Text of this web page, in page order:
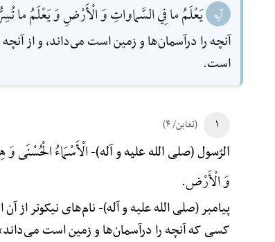
آیه يَعْلَمُ ما فِي السَّماواتِ وَ الْأَرْضِ وَ يَعْلَمُ ما
آنچه را درآسمان‌ها و زمين است مى‌داند، و از
است.
۱ (تغابن/ ۴)
الرّسول (صلی الله علیه و آله)-الْأَسْمَاءُ الْحُسْنَی
وَ الْأَرْض.
پیامبر (صلی الله علیه و آله)-نام‌های نیکوتر از
کسی که آنچه را درآسمان‌ها و زمین است